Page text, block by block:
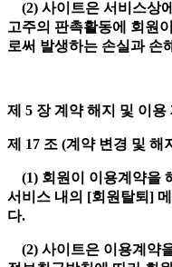
(2) 사이트은 서비스상
고주의 판촉활동에 회원
로써 발생하는 손실과 손
제 5 장 계약 해지 및 이용
제 17 조 (계약 변경 및 해
(1) 회원이 이용계약을
서비스 내의 [회원탈퇴]
다.
(2) 사이트은 이용계약